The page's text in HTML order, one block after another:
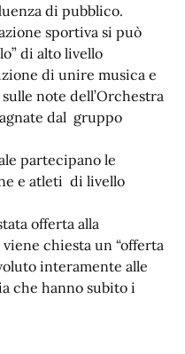
di pubblico.
sportiva si può
di alto livello
di unire musica e
note dell’Orchestra
dal gruppo
partecipano le
e atleti di livello
offerta alla
chiesta un “offerta
interamente alle
che hanno subito i